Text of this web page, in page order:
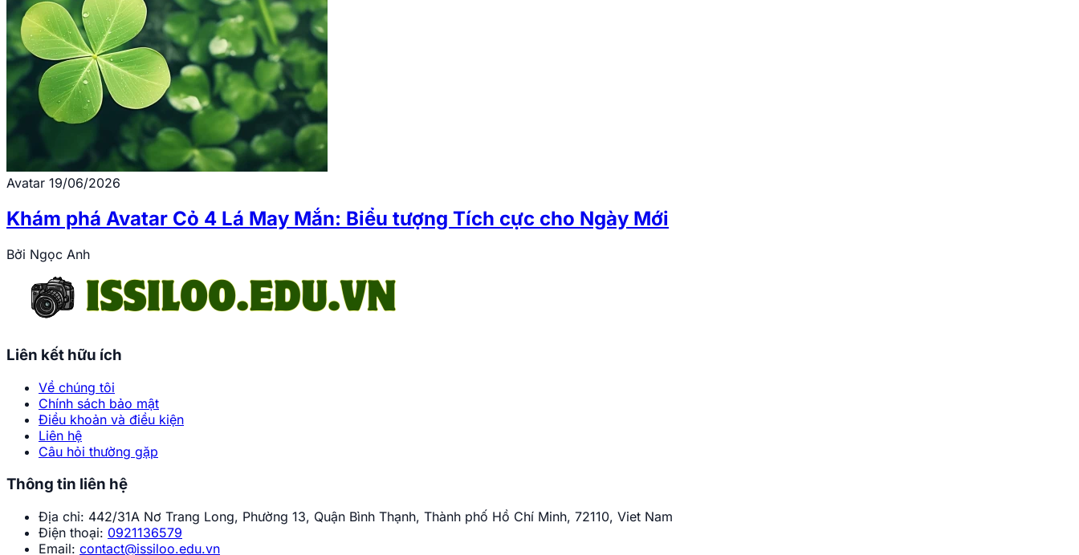
Avatar 19/06/2026
Khám phá Avatar Cỏ 4 Lá May Mắn: Biểu tượng Tích cực cho Ngày Mới
Bởi Ngọc Anh
Liên kết hữu ích
Về chúng tôi
Chính sách bảo mật
Điều khoản và điều kiện
Liên hệ
Câu hỏi thường gặp
Thông tin liên hệ
Địa chỉ: 442/31A Nơ Trang Long, Phường 13, Quận Bình Thạnh, Thành phố Hồ Chí Minh, 72110, Viet Nam
Điện thoại: 0921136579
Email: contact@issiloo.edu.vn